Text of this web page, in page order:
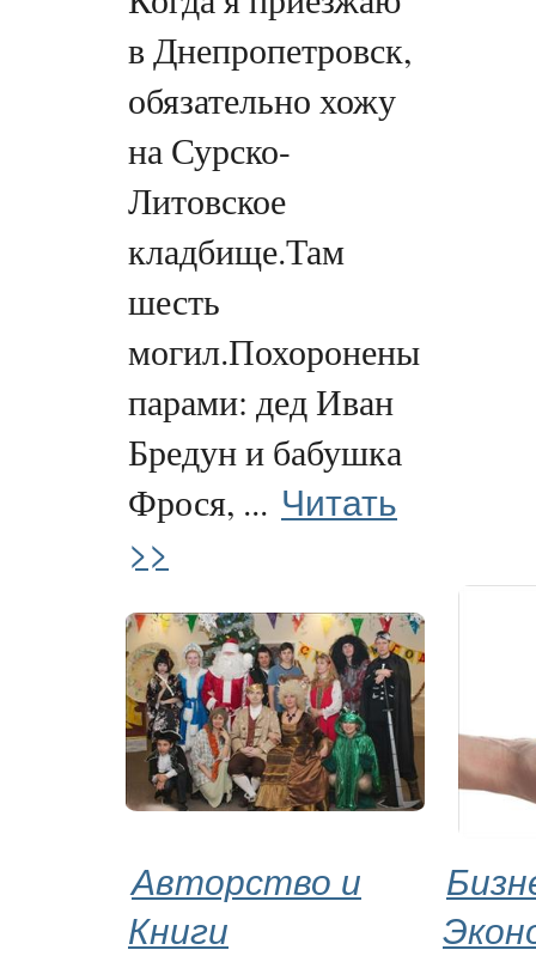
в Днепропетровск,
обязательно хожу
на Сурско-
Литовское
кладбище.Там
шесть
могил.Похоронены
парами: дед Иван
Бредун и бабушка
Фрося, ... Читать
>>
Авторство и
Книги